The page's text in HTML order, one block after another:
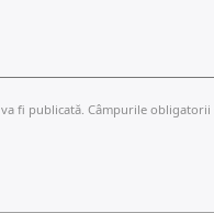
fi publicată. Câmpurile obligatorii